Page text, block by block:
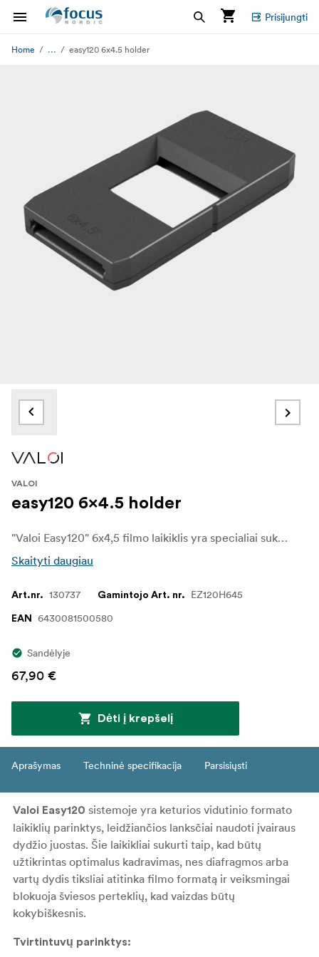
Prisijungti
Home ... easy120 6x4.5 holder
VALOI
easy120 6x4.5 holder
"Valoi Easy120" 6x4,5 filmo laikiklis yra specialiai sukurtas 6x6 vidutinio formato kino juostų negatyvams nuskaityti, todėl užtikrina puikų išlyginimą ir optimalius rezultatus. Jis pritaikytas unikaliems šio formato matmenims, jame yra tikslaus dydžio varteliai, blokuojantys šviesos perteklių ir užtikrinantys tikslų kadravimą.
Skaityti daugiau
Art.nr. 130737 Gamintojo Art. nr. EZ120H645
EAN 6430081500580
Sandėlyje
67,90 €
Dėti į krepšelį
Aprašymas Techninė specifikacija Parsisiųsti
Valoi Easy120 sistemoje yra keturios vidutinio formato
laikiklių parinktys, leidžiančios lanksčiai naudoti įvairaus
dydžio juostas. Šie laikikliai sukurti taip, kad būtų
užtikrintas optimalus kadravimas, nes diafragmos arba
vartų dydis tiksliai atitinka filmo formatą ir veiksmingai
blokuoja šviesos perteklių, kad vaizdas būtų
kokybiškesnis.
Tvirtintuvų parinktys: